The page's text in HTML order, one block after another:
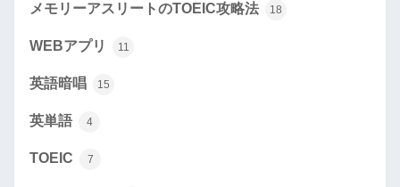
メモリーアスリートのTOEIC攻略法 18
WEBアプリ 11
英語暗唱 15
英単語 4
TOEIC 7